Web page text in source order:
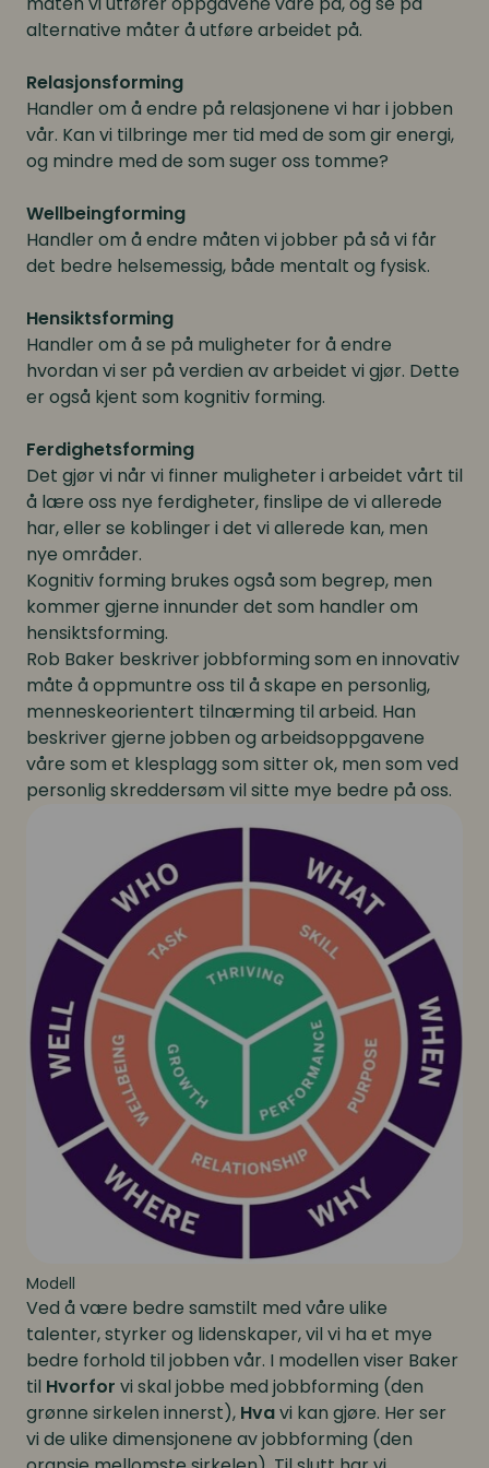
alternative måter å utføre arbeidet på.
Relasjonsforming
Handler om å endre på relasjonene vi har i jobben
vår. Kan vi tilbringe mer tid med de som gir energi,
og mindre med de som suger oss tomme?
Wellbeingforming
Handler om å endre måten vi jobber på så vi får
det bedre helsemessig, både mentalt og fysisk.
Hensiktsforming
Handler om å se på muligheter for å endre
hvordan vi ser på verdien av arbeidet vi gjør. Dette
er også kjent som kognitiv forming.
Ferdighetsforming
Det gjør vi når vi finner muligheter i arbeidet vårt til
å lære oss nye ferdigheter, finslipe de vi allerede
har, eller se koblinger i det vi allerede kan, men
nye områder.
Kognitiv forming brukes også som begrep, men
kommer gjerne innunder det som handler om
hensiktsforming.
Rob Baker beskriver jobbforming som en innovativ
måte å oppmuntre oss til å skape en personlig,
menneskeorientert tilnærming til arbeid. Han
beskriver gjerne jobben og arbeidsoppgavene
våre som et klesplagg som sitter ok, men som ved
personlig skreddersøm vil sitte mye bedre på oss.
Modell
Ved å være bedre samstilt med våre ulike
talenter, styrker og lidenskaper, vil vi ha et mye
bedre forhold til jobben vår. I modellen viser Baker
til Hvorfor vi skal jobbe med jobbforming (den
grønne sirkelen innerst), Hvavi kan gjøre. Her ser
vi de ulike dimensjonene av jobbforming (den